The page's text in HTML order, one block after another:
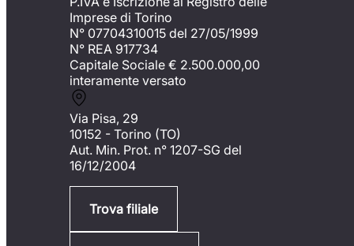
Imprese di Torino
N° 07704310015 del 27/05/1999
N° REA 917734
Capitale Sociale € 2.500.000,00
interamente versato
Via Pisa, 29
10152 - Torino (TO)
Aut. Min. Prot. n° 1207-SG del
16/12/2004
Trova filiale